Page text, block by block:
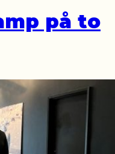
på to